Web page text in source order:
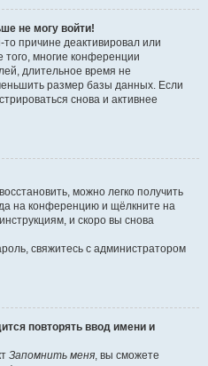
не могу войти!
причине деактивировал или
того, многие конференции
длительное время не
размер базы данных. Если
снова и активнее
можно легко получить
на конференцию и щёлкните на
и скоро вы снова
свяжитесь с администратором
повторять ввод имени и
Запомнить меня, вы сможете